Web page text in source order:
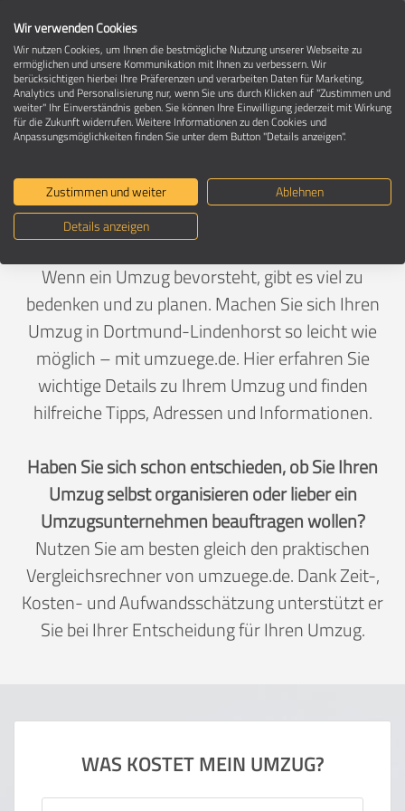
Umzug in 44145 Dortmund-Lindenhorst
Ein Umzug ist Vertrauenssache
Deutschland>Nordrhein-Westfalen>Dortmund, Stadt
>Lindenhorst
Wenn ein Umzug bevorsteht, gibt es viel zu
bedenken und zu planen. Machen Sie sich Ihren
Umzug in Dortmund-Lindenhorst so leicht wie
möglich – mit umzuege.de. Hier erfahren Sie
wichtige Details zu Ihrem Umzug und finden
hilfreiche Tipps, Adressen und Informationen.
Haben Sie sich schon entschieden, ob Sie Ihren
Umzug selbst organisieren oder lieber ein
Umzugsunternehmen beauftragen wollen?
Nutzen Sie am besten gleich den praktischen
Vergleichsrechner von umzuege.de. Dank Zeit-,
Kosten- und Aufwandsschätzung unterstützt er
Sie bei Ihrer Entscheidung für Ihren Umzug.
WAS KOSTET MEIN UMZUG?
Wir verwenden Cookies
Wir nutzen Cookies, um Ihnen die bestmögliche Nutzung unserer Webseite zu
ermöglichen und unsere Kommunikation mit Ihnen zu verbessern. Wir
berücksichtigen hierbei Ihre Präferenzen und verarbeiten Daten für Marketing,
Analytics und Personalisierung nur, wenn Sie uns durch Klicken auf "Zustimmen und
weiter" Ihr Einverständnis geben. Sie können Ihre Einwilligung jederzeit mit Wirkung
für die Zukunft widerrufen. Weitere Informationen zu den Cookies und
Anpassungsmöglichkeiten finden Sie unter dem Button "Details anzeigen".
Zustimmen und weiter
Ablehnen
Details anzeigen